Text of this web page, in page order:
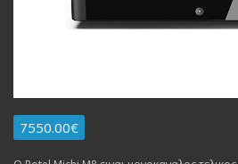
7550.00€